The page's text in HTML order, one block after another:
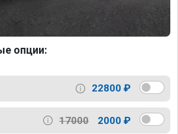
опции:
22800 ₽
17000 2000 ₽